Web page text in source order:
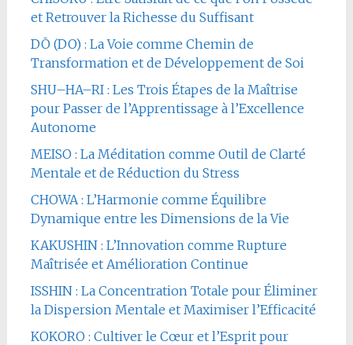
et Retrouver la Richesse du Suffisant
DŌ (DO) : La Voie comme Chemin de
Transformation et de Développement de Soi
SHU–HA–RI : Les Trois Étapes de la Maîtrise
pour Passer de l’Apprentissage à l’Excellence
Autonome
MEISO : La Méditation comme Outil de Clarté
Mentale et de Réduction du Stress
CHOWA : L’Harmonie comme Équilibre
Dynamique entre les Dimensions de la Vie
KAKUSHIN : L’Innovation comme Rupture
Maîtrisée et Amélioration Continue
ISSHIN : La Concentration Totale pour Éliminer
la Dispersion Mentale et Maximiser l’Efficacité
KOKORO : Cultiver le Cœur et l’Esprit pour